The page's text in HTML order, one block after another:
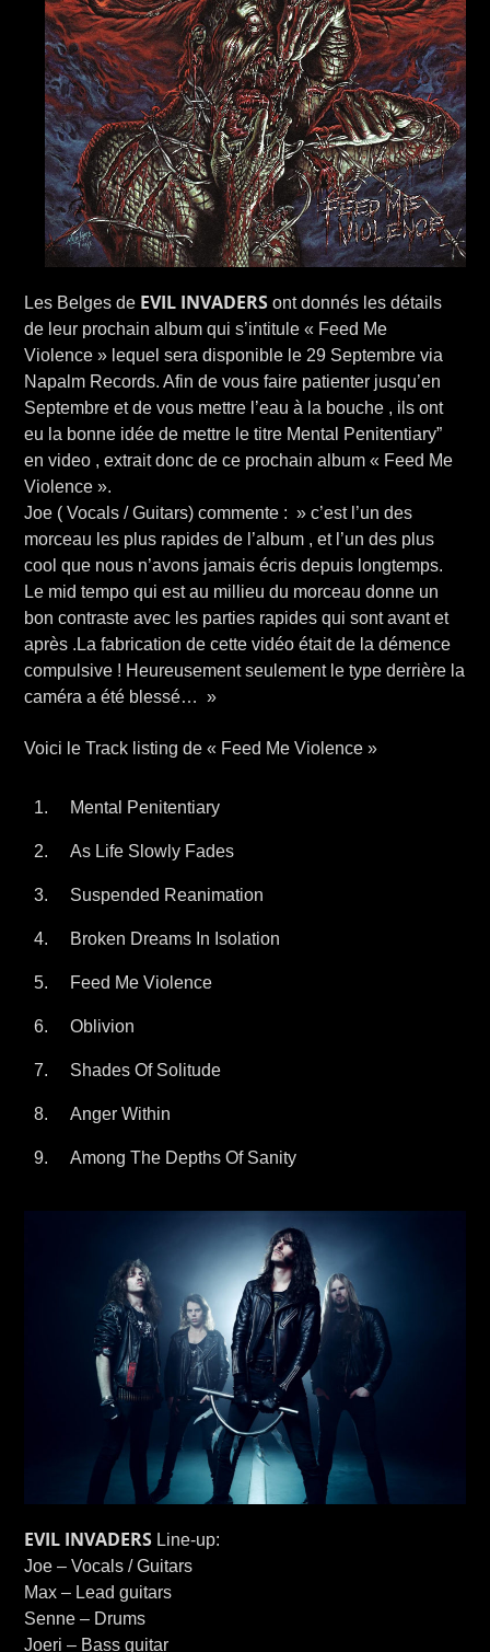
Les Belges de EVIL INVADERS ont donnés les détails
de leur prochain album qui s’intitule « Feed Me
Violence » lequel sera disponible le 29 Septembre via
Napalm Records. Afin de vous faire patienter jusqu’en
Septembre et de vous mettre l’eau à la bouche , ils ont
eu la bonne idée de mettre le titre Mental Penitentiary”
en video , extrait donc de ce prochain album « Feed Me
Violence ».
Joe ( Vocals / Guitars) commente : » c’est l’un des
morceau les plus rapides de l’album , et l’un des plus
cool que nous n’avons jamais écris depuis longtemps.
Le mid tempo qui est au millieu du morceau donne un
bon contraste avec les parties rapides qui sont avant et
après .La fabrication de cette vidéo était de la démence
compulsive ! Heureusement seulement le type derrière la
caméra a été blessé… »
Voici le Track listing de « Feed Me Violence »
Mental Penitentiary
As Life Slowly Fades
Suspended Reanimation
Broken Dreams In Isolation
Feed Me Violence
Oblivion
Shades Of Solitude
Anger Within
Among The Depths Of Sanity
EVIL INVADERS Line-up:
Joe – Vocals / Guitars
Max – Lead guitars
Senne – Drums
Joeri – Bass guitar